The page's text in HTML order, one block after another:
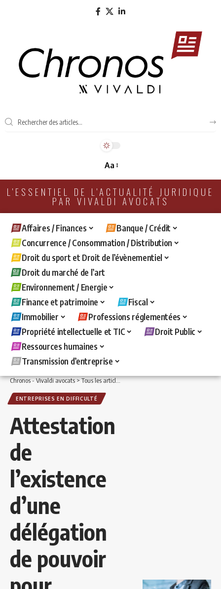
Aa
L'ESSENTIEL DE L'ACTUALITÉ JURIDIQUE
PAR VIVALDI AVOCATS
Affaires / Finances
Banque / Crédit
Concurrence / Consommation / Distribution
Droit du sport et Droit de l’évènementiel
Droit du marché de l’art
Environnement / Energie
Finance et patrimoine
Fiscal
Immobilier
Professions réglementées
Propriété intellectuelle et TIC
Droit Public
Ressources humaines
Transmission d’entreprise
Chronos - Vivaldi avocats>Tous les articles >Affaires / Finances>Entreprises en
ENTREPRISES EN DIFFICULTÉ
Attestation
de
l’existence
d’une
délégation
de pouvoir